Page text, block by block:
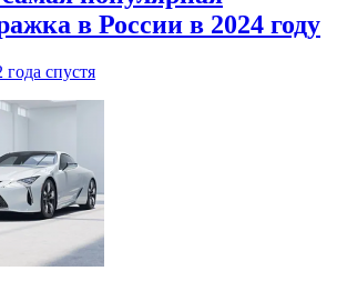
в России в 2024 году
года спустя